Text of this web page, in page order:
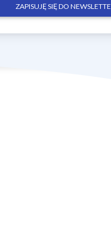
ZAPISUJĘ SIĘ DO